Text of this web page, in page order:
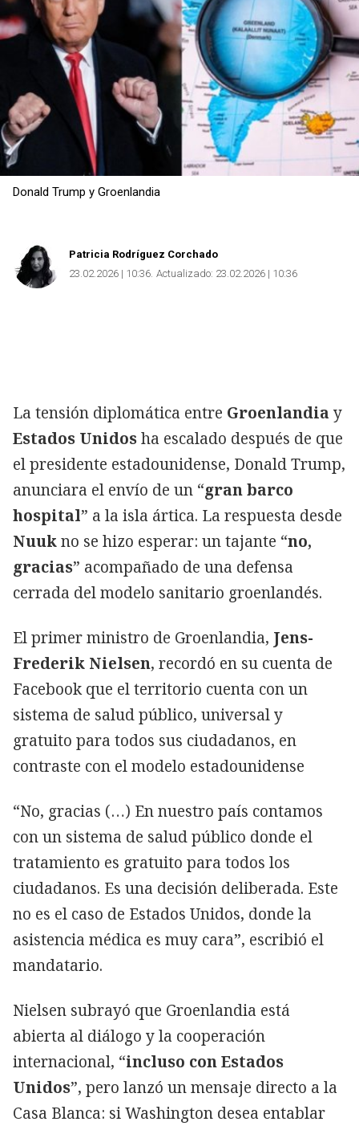
Donald Trump y Groenlandia
Patricia Rodríguez Corchado
23.02.2026 | 10:36 Actualizado: 23.02.2026 | 10:36
La tensión diplomática entre Groenlandia y
Estados Unidosha escalado después de que
el presidente estadounidense, Donald Trump,
anunciara el envío de un “gran barco
hospital” a la isla ártica. La respuesta desde
Nuukno se hizo esperar: un tajante “no,
gracias” acompañado de una defensa
cerrada del modelo sanitario groenlandés.
El primer ministro de Groenlandia, Jens-
Frederik Nielsen, recordó en su cuenta de
Facebook que el territorio cuenta con un
sistema de salud público, universal y
gratuito para todos sus ciudadanos, en
contraste con el modelo estadounidense
“No, gracias (…) En nuestro país contamos
con un sistema de salud público donde el
tratamiento es gratuito para todos los
ciudadanos. Es una decisión deliberada. Este
no es el caso de Estados Unidos, donde la
asistencia médica es muy cara”, escribió el
mandatario.
Nielsen subrayó que Groenlandia está
abierta al diálogo y la cooperación
internacional, “incluso con Estados
Unidos”, pero lanzó un mensaje directo a la
Casa Blanca: si Washington desea entablar